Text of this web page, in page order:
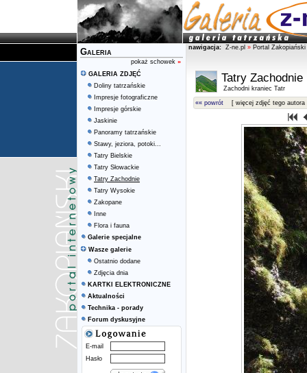
Galeria
pokaż schowek »
GALERIA ZDJĘĆ
Doliny tatrzańskie
Impresje fotograficzne
Impresje górskie
Jaskinie
Panoramy tatrzańskie
Stawy, jeziora, potoki...
Tatry Bielskie
Tatry Słowackie
Tatry Zachodnie
Tatry Wysokie
Zakopane
Inne
Flora i fauna
Galerie specjalne
Wasze galerie
Ostatnio dodane
Zdjęcia dnia
KARTKI ELEKTRONICZNE
Aktualności
Technika - porady
Forum dyskusyjne
E-mail
Hasło
nawigacja: Z-ne.pl » Portal Zakopiański
Tatry Zachodnie
Zachodni kraniec Tatr
«« powrót [ więcej zdjęć tego autora